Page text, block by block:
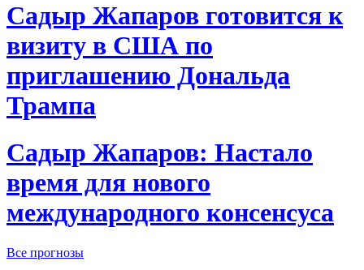
Садыр Жапаров готовится к
визиту в США по
приглашению Дональда
Трампа
Садыр Жапаров: Настало
время для нового
международного консенсуса
Все прогнозы